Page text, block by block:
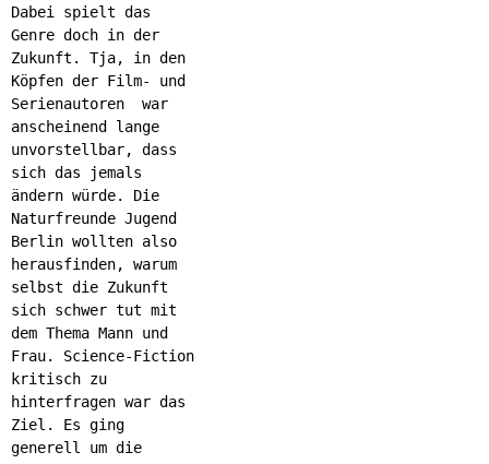
Dabei spielt das
Genre doch in der
Zukunft. Tja, in den
Köpfen der Film- und
Serienautoren war
anscheinend lange
unvorstellbar, dass
sich das jemals
ändern würde. Die
Naturfreunde Jugend
Berlin wollten also
herausfinden, warum
selbst die Zukunft
sich schwer tut mit
dem Thema Mann und
Frau. Science-Fiction
kritisch zu
hinterfragen war das
Ziel. Es ging
generell um die